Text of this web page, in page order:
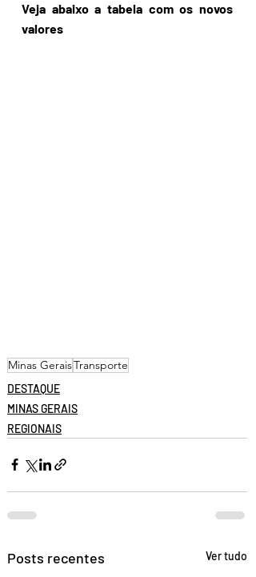
Veja abaixo a tabela com os novos
valores
Minas GeraisTransporte
DESTAQUE
MINAS GERAIS
REGIONAIS
Posts recentes Ver tudo